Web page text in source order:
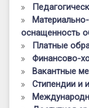
оснащенность
Платные
Финансово-
Вакантные
Стипендии и